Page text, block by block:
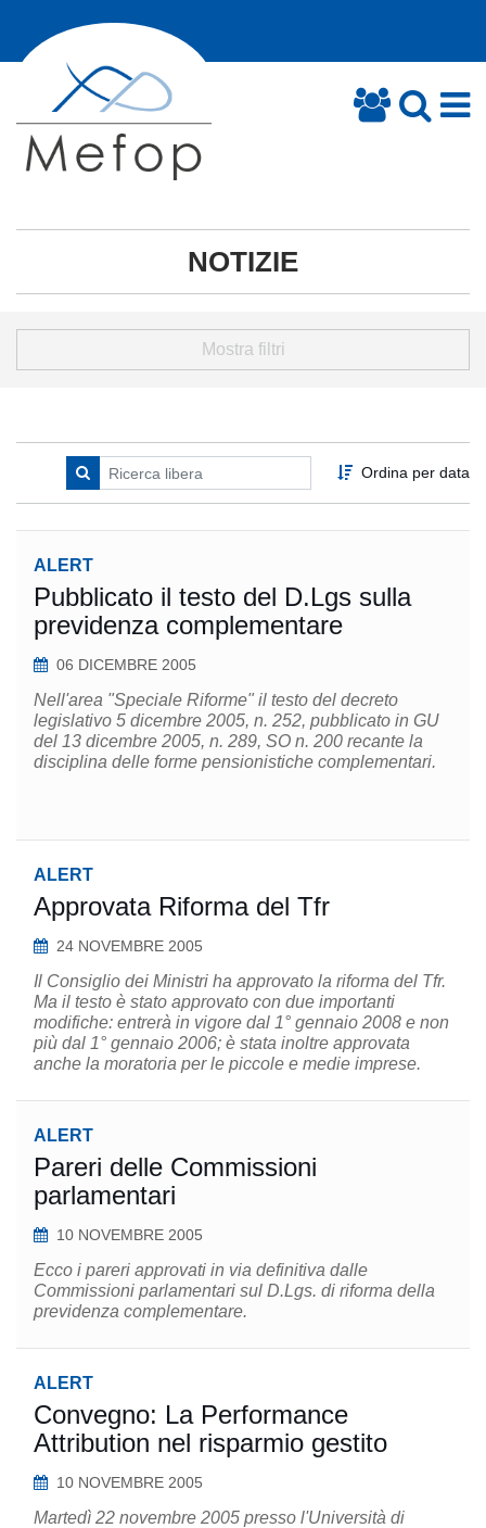
NOTIZIE
Mostra filtri
Ordina per data
ALERT
Pubblicato il testo del D.Lgs sulla
previdenza complementare
06 DICEMBRE 2005
Nell'area "Speciale Riforme" il testo del decreto
legislativo 5 dicembre 2005, n. 252, pubblicato in GU
del 13 dicembre 2005, n. 289, SO n. 200 recante la
disciplina delle forme pensionistiche complementari.
ALERT
Approvata Riforma del Tfr
24 NOVEMBRE 2005
Il Consiglio dei Ministri ha approvato la riforma del Tfr.
Ma il testo è stato approvato con due importanti
modifiche: entrerà in vigore dal 1° gennaio 2008 e non
più dal 1° gennaio 2006; è stata inoltre approvata
anche la moratoria per le piccole e medie imprese.
ALERT
Pareri delle Commissioni
parlamentari
10 NOVEMBRE 2005
Ecco i pareri approvati in via definitiva dalle
Commissioni parlamentari sul D.Lgs. di riforma della
previdenza complementare.
ALERT
Convegno: La Performance
Attribution nel risparmio gestito
10 NOVEMBRE 2005
Martedì 22 novembre 2005 presso l'Università di